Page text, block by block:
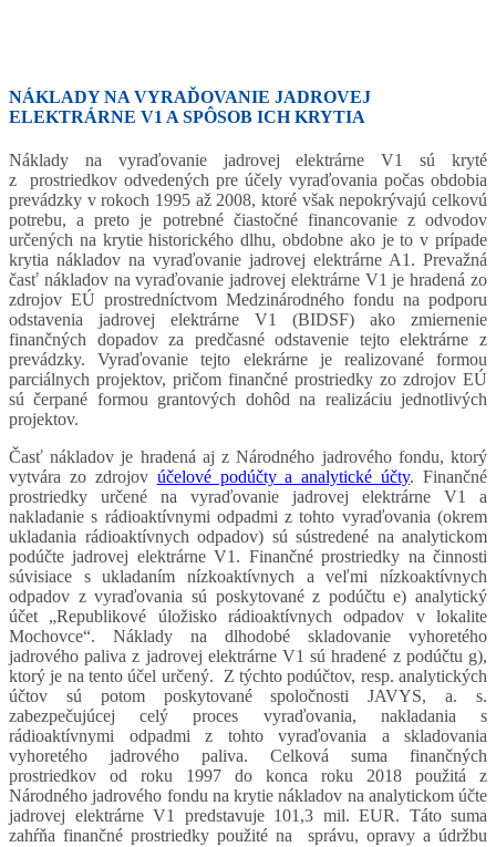
NÁKLADY NA VYRAĎOVANIE JADROVEJ
ELEKTRÁRNE V1 A SPÔSOB ICH KRYTIA
Náklady na vyraďovanie jadrovej elektrárne V1 sú kryté
z prostriedkov odvedených pre účely vyraďovania počas obdobia
prevádzky v rokoch 1995 až 2008, ktoré však nepokrývajú celkovú
potrebu, a preto je potrebné čiastočné financovanie z odvodov
určených na krytie historického dlhu, obdobne ako je to v prípade
krytia nákladov na vyraďovanie jadrovej elektrárne A1. Prevažná
časť nákladov na vyraďovanie jadrovej elektrárne V1 je hradená zo
zdrojov EÚ prostredníctvom Medzinárodného fondu na podporu
odstavenia jadrovej elektrárne V1 (BIDSF) ako zmiernenie
finančných dopadov za predčasné odstavenie tejto elektrárne z
prevádzky. Vyraďovanie tejto elekrárne je realizované formou
parciálnych projektov, pričom finančné prostriedky zo zdrojov EÚ
sú čerpané formou grantových dohôd na realizáciu jednotlivých
projektov.
Časť nákladov je hradená aj z Národného jadrového fondu, ktorý
vytvára zo zdrojov účelové podúčty a analytické účty. Finančné
prostriedky určené na vyraďovanie jadrovej elektrárne V1 a
nakladanie s rádioaktívnymi odpadmi z tohto vyraďovania (okrem
ukladania rádioaktívnych odpadov) sú sústredené na analytickom
podúčte jadrovej elektrárne V1. Finančné prostriedky na činnosti
súvisiace s ukladaním nízkoaktívnych a veľmi nízkoaktívnych
odpadov z vyraďovania sú poskytované z podúčtu e) analytický
účet „Republikové úložisko rádioaktívnych odpadov v lokalite
Mochovce“. Náklady na dlhodobé skladovanie vyhoretého
jadrového paliva z jadrovej elektrárne V1 sú hradené z podúčtu g),
ktorý je na tento účel určený. Z týchto podúčtov, resp. analytických
účtov sú potom poskytované spoločnosti JAVYS, a. s.
zabezpečujúcej celý proces vyraďovania, nakladania s
rádioaktívnymi odpadmi z tohto vyraďovania a skladovania
vyhoretého jadrového paliva. Celková suma finančných
prostriedkov od roku 1997 do konca roku 2018 použitá z
Národného jadrového fondu na krytie nákladov na analytickom účte
jadrovej elektrárne V1 predstavuje 101,3 mil. EUR. Táto suma
zahŕňa finančné prostriedky použité na správu, opravy a údržbu